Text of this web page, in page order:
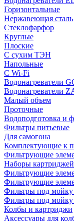
Горизонтальные
Нержавеющая сталь
Стеклофарфор
Круглые
Плоские
С сухим ТЭН
Напольные
С Wi-Fi
Водонагреватели
Водонагреватели
Малый объем
Проточные
Водоподготовка и
Фильтры питьевые
Для самогона
Комплектующие к
Фильтрующие
Наборы картриджей
Фильтрующие
Фильтрующие
Фильтры под мойку
Фильтры под мойку
Колбы и картриджи
Аксессуары для